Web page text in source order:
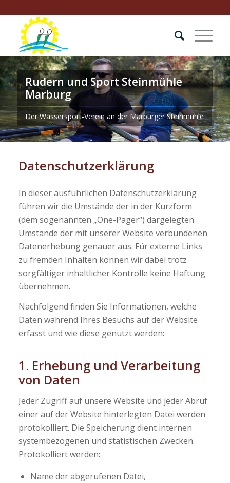
Rudern und Sport Steinmühle
Marburg
Der Wassersport-Verein an der Marburger Steinmühle
Datenschutzerklärung
In dieser ausführlichen Datenschutzerklärung
führen wir die Umstände der in der Kurzform
(dem sogenannten „One-Pager“) dargelegten
Umstände der mit unserer Website verbundenen
Datenerhebung genauer aus. Für externe Links
zu fremden Inhalten können wir dabei trotz
sorgfältiger inhaltlicher Kontrolle keine Haftung
übernehmen.
Nachfolgend finden Sie Informationen, welche
Daten während Ihres Besuchs auf der Website
erfasst und wie diese genutzt werden:
1. Erhebung und Verarbeitung
von Daten
Jeder Zugriff auf unsere Website und jeder Abruf
einer auf der Website hinterlegten Datei werden
protokolliert. Die Speicherung dient internen
systembezogenen und statistischen Zwecken.
Protokolliert werden:
Name der abgerufenen Datei,